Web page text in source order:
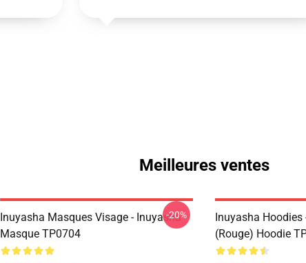
Meilleures ventes
Inuyasha Masques Visage - Inuyasha
Masque TP0704
-20%
Inuyasha Hoodies
(rouge) Hoodie